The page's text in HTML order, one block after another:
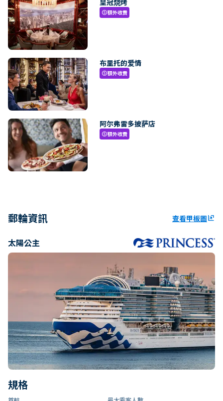
paid額外收費
布里托的爱情
paid額外收費
阿尔弗雷多披萨店
paid額外收費
郵輪資訊 查看甲板圖ungroup
太陽公主
規格